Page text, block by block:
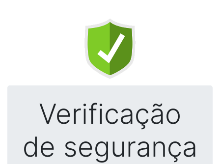
Verificação
de segurança